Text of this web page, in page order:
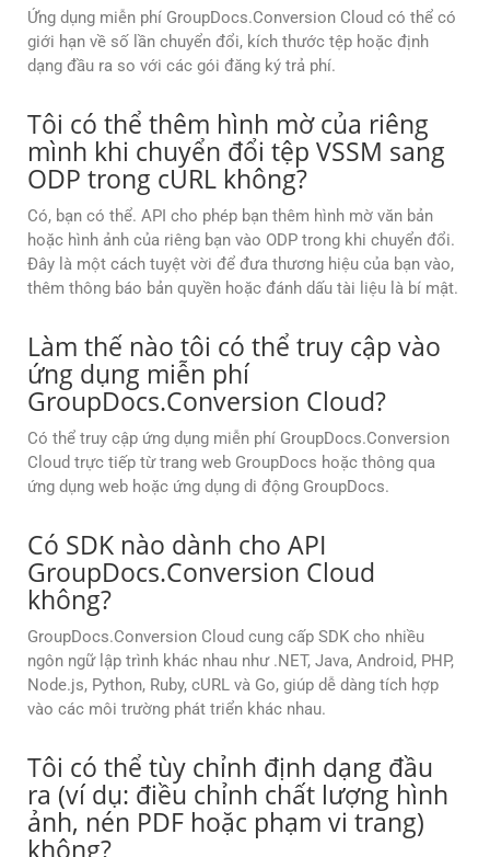
Ứng dụng miễn phí GroupDocs.Conversion Cloud có thể có
giới hạn về số lần chuyển đổi, kích thước tệp hoặc định
dạng đầu ra so với các gói đăng ký trả phí.
Tôi có thể thêm hình mờ của riêng
mình khi chuyển đổi tệp VSSM sang
ODP trong cURL không?
Có, bạn có thể. API cho phép bạn thêm hình mờ văn bản
hoặc hình ảnh của riêng bạn vào ODP trong khi chuyển đổi.
Đây là một cách tuyệt vời để đưa thương hiệu của bạn vào,
thêm thông báo bản quyền hoặc đánh dấu tài liệu là bí mật.
Làm thế nào tôi có thể truy cập vào
ứng dụng miễn phí
GroupDocs.Conversion Cloud?
Có thể truy cập ứng dụng miễn phí GroupDocs.Conversion
Cloud trực tiếp từ trang web GroupDocs hoặc thông qua
ứng dụng web hoặc ứng dụng di động GroupDocs.
Có SDK nào dành cho API
GroupDocs.Conversion Cloud
không?
GroupDocs.Conversion Cloud cung cấp SDK cho nhiều
ngôn ngữ lập trình khác nhau như .NET, Java, Android, PHP,
Node.js, Python, Ruby, cURL và Go, giúp dễ dàng tích hợp
vào các môi trường phát triển khác nhau.
Tôi có thể tùy chỉnh định dạng đầu
ra (ví dụ: điều chỉnh chất lượng hình
ảnh, nén PDF hoặc phạm vi trang)
không?